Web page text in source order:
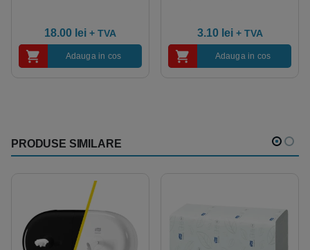
18.00 lei + TVA
Adauga in cos
3.10 lei + TVA
Adauga in cos
PRODUSE SIMILARE